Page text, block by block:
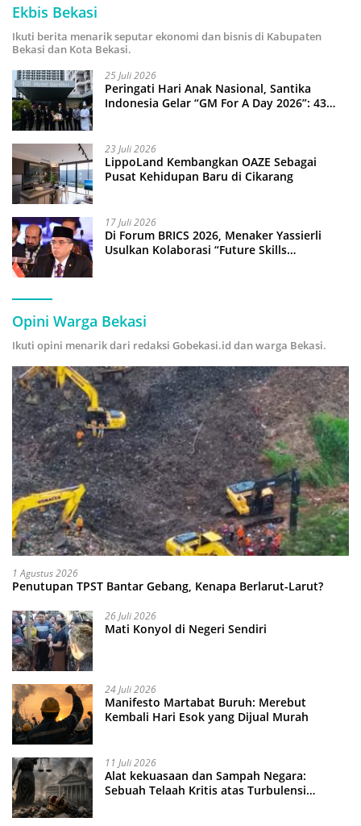
Ekbis Bekasi
Ikuti berita menarik seputar ekonomi dan bisnis di Kabupaten
Bekasi dan Kota Bekasi.
25 Juli 2026
Peringati Hari Anak Nasional, Santika
Indonesia Gelar “GM For A Day 2026”: 43
23 Juli 2026
LippoLand Kembangkan OAZE Sebagai
Pusat Kehidupan Baru di Cikarang
17 Juli 2026
Di Forum BRICS 2026, Menaker Yassierli
Usulkan Kolaborasi “Future Skills
Opini Warga Bekasi
Ikuti opini menarik dari redaksi Gobekasi.id dan warga Bekasi.
1 Agustus 2026
Penutupan TPST Bantar Gebang, Kenapa Berlarut-Larut?
26 Juli 2026
Mati Konyol di Negeri Sendiri
24 Juli 2026
Manifesto Martabat Buruh: Merebut
Kembali Hari Esok yang Dijual Murah
11 Juli 2026
Alat kekuasaan dan Sampah Negara:
Sebuah Telaah Kritis atas Turbulensi